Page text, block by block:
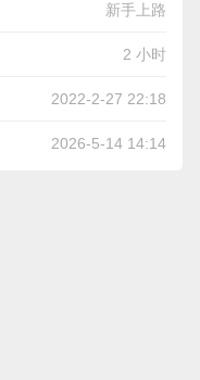
新手上路
2 小时
2022-2-27 22:18
2026-5-14 14:14